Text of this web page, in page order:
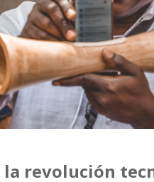
la revolución